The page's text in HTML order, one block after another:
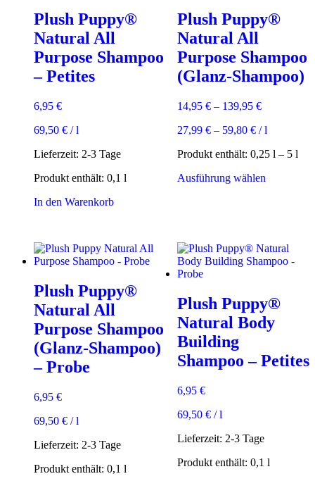
Optionen
der
Produktseite
Plush Puppy®
Natural All
Purpose Shampoo
– Petites
6,95 €
69,50 € /l
Lieferzeit: 2-3 Tage
Produkt enthält: 0,1 l
In den Warenkorb
Plush Puppy®
Natural All
Purpose Shampoo
(Glanz-Shampoo)
14,95 €– 139,95 €
27,99 €– 59,80 €/l
Produkt enthält: 0,25 l – 5 l
Ausführung wählenDieses
Die
Optionen
der
gewählt
Plush Puppy®
Natural All
Purpose Shampoo
(Glanz-Shampoo)
– Probe
6,95 €
69,50 € /l
Lieferzeit: 2-3 Tage
Produkt enthält: 0,1 l
Plush Puppy®
Natural Body
Building
Shampoo – Petites
6,95 €
69,50 €/l
Lieferzeit: 2-3 Tage
Produkt enthält: 0,1 l